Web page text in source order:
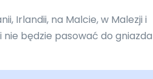
Irlandii, na Malcie, w Malezji i
będzie pasować do